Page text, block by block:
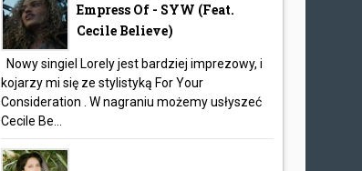
Empress Of - SYW (feat.
Cecile Believe)
Nowy singiel Lorely jest bardziej imprezowy, i
kojarzy mi się ze stylistyką For Your
Consideration . W nagraniu możemy usłyszeć
Cecile Be...